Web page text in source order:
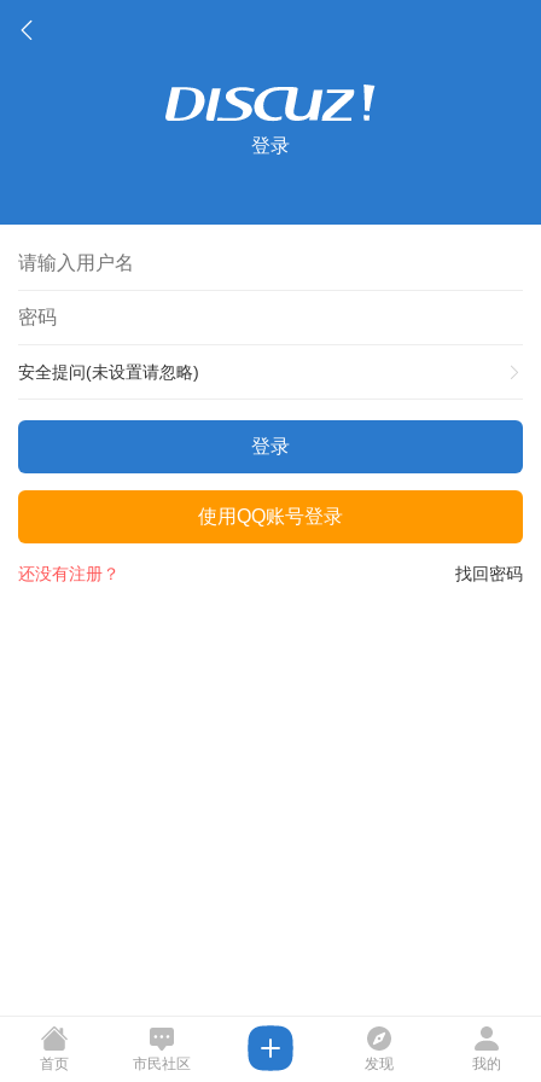
登录
安全提问(未设置请忽略)
登录
使用QQ账号登录
找回密码
还没有注册？
首页 市民社区 发现 我的